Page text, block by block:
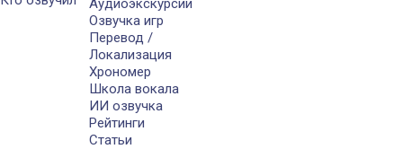
Аудиоэкскурсии
Озвучка игр
Перевод /
Локализация
Хрономер
Школа вокала
ИИ озвучка
Рейтинги
Статьи